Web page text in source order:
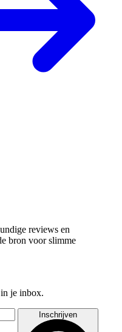
reviews en
bron voor slimme
je inbox.
Inschrijven